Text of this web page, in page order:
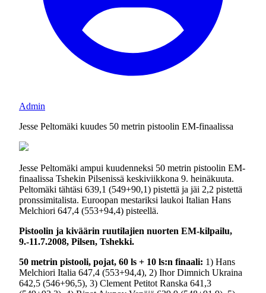
Admin
Jesse Peltomäki kuudes 50 metrin pistoolin EM-finaalissa
Jesse Peltomäki ampui kuudenneksi 50 metrin pistoolin EM-
finaalissa Tshekin Pilsenissä keskiviikkona 9. heinäkuuta.
Peltomäki tähtäsi 639,1 (549+90,1) pistettä ja jäi 2,2 pistettä
pronssimitalista. Euroopan mestariksi laukoi Italian Hans
Melchiori 647,4 (553+94,4) pisteellä.
Pistoolin ja kiväärin ruutilajien nuorten EM-kilpailu,
9.-11.7.2008, Pilsen, Tshekki.
50 metrin pistooli, pojat, 60 ls + 10 ls:n finaali: 1) Hans
Melchiori Italia 647,4 (553+94,4), 2) Ihor Dimnich Ukraina
642,5 (546+96,5), 3) Clement Petitot Ranska 641,3